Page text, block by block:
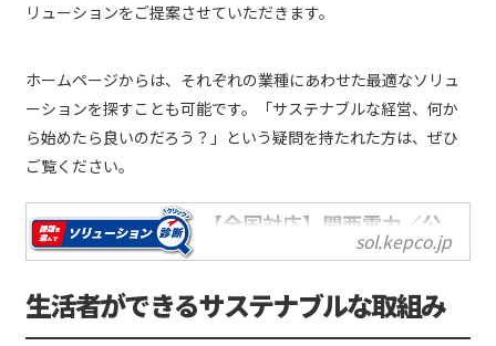
リューションをご提案させていただきます。
ホームページからは、それぞれの業種にあわせた最適なソリュ
ーションを探すことも可能です。「サステナブルな経営、何か
ら始めたら良いのだろう？」という疑問を持たれた方は、ぜひ
ご覧ください。
【全国対応】関西電力／公
式 - 法人向けソリューシ
関西電力の法人向けソリューシ
ョン紹介サイトです。エネルギ
sol.kepco.jp
生活者ができるサステナブルな取組み